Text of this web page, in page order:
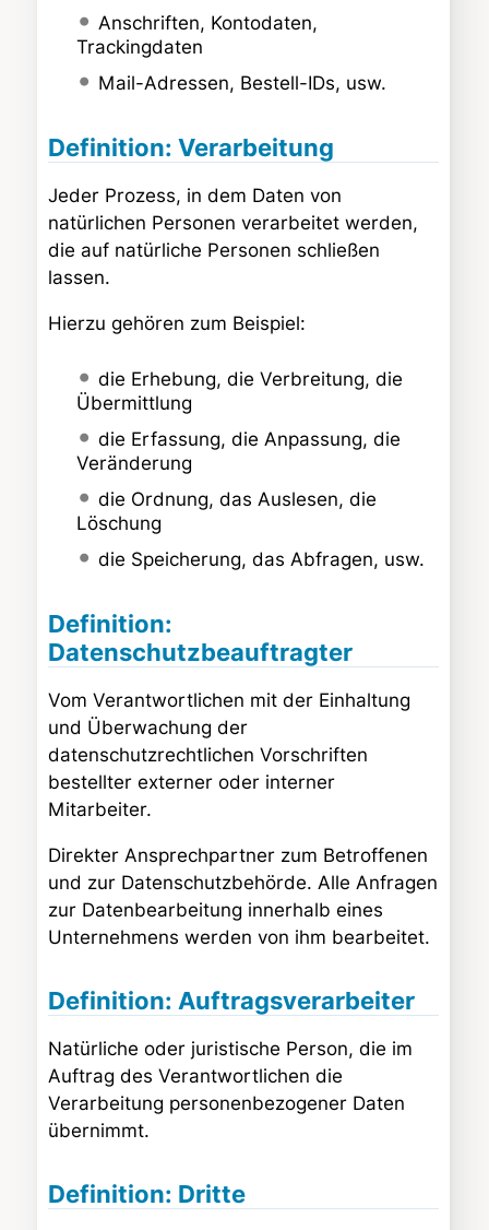
Anschriften, Kontodaten,
Trackingdaten
Mail-Adressen, Bestell-IDs, usw.
Definition: Verarbeitung
Jeder Prozess, in dem Daten von
natürlichen Personen verarbeitet werden,
die auf natürliche Personen schließen
lassen.
Hierzu gehören zum Beispiel:
die Erhebung, die Verbreitung, die
Übermittlung
die Erfassung, die Anpassung, die
Veränderung
die Ordnung, das Auslesen, die
Löschung
die Speicherung, das Abfragen, usw.
Definition:
Datenschutzbeauftragter
Vom Verantwortlichen mit der Einhaltung
und Überwachung der
datenschutzrechtlichen Vorschriften
bestellter externer oder interner
Mitarbeiter.
Direkter Ansprechpartner zum Betroffenen
und zur Datenschutzbehörde. Alle Anfragen
zur Datenbearbeitung innerhalb eines
Unternehmens werden von ihm bearbeitet.
Definition: Auftragsverarbeiter
Natürliche oder juristische Person, die im
Auftrag des Verantwortlichen die
Verarbeitung personenbezogener Daten
übernimmt.
Definition: Dritte